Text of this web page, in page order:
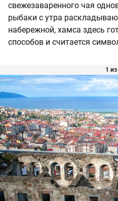
свежезаваренного чая
рыбаки с утра
набережной, хамса здесь
способов и считается
1